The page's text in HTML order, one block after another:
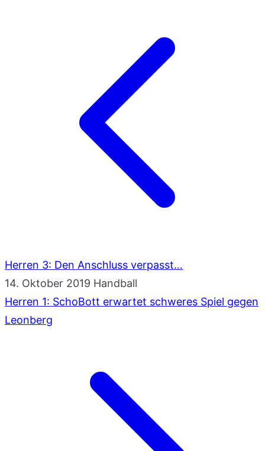
Herren 3: Den Anschluss verpasst…
14. Oktober 2019 Handball
Herren 1: SchoBott erwartet schweres Spiel gegen
Leonberg